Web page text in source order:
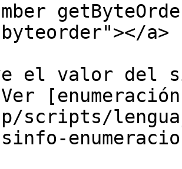
a>
el valor del
scripts/